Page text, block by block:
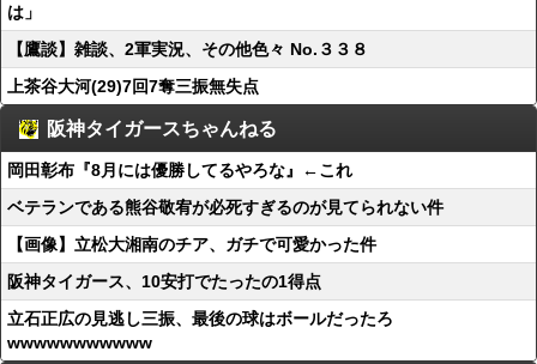
は」
【鷹談】雑談、2軍実況、その他色々 No.３３８
上茶谷大河(29)7回7奪三振無失点
阪神タイガースちゃんねる
岡田彰布『8月には優勝してるやろな』←これ
ベテランである熊谷敬宥が必死すぎるのが見てられない件
【画像】立松大湘南のチア、ガチで可愛かった件
阪神タイガース、10安打でたったの1得点
立石正広の見逃し三振、最後の球はボールだったろ
wwwwwwwwwww